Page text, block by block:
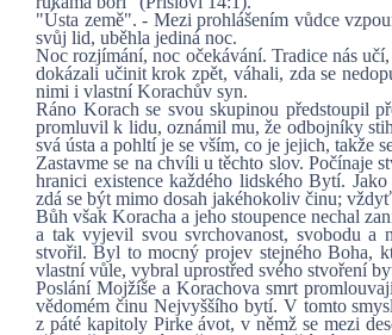
"Ústa země". - Mezi prohlášením vůdce
svůj lid, uběhla jediná noc.
Noc rozjímání, noc očekávání. Tradice nás
dokázali učinit krok zpět, váhali, zda se
nimi i vlastní Korachův syn.
Ráno Korach se svou skupinou předstoupil
promluvil k lidu, oznámil mu, že odbojníky
svá ústa a pohltí je se vším, co je jejich, takže
Zastavme se na chvíli u těchto slov. Počínaje
hranici existence každého lidského Bytí.
zdá se být mimo dosah jakéhokoliv činu;
Bůh však Koracha a jeho stoupence nechal
a tak vyjevil svou svrchovanost, svobodu a
stvořil. Byl to mocný projev stejného Boha,
vlastní vůle, vybral uprostřed svého stvoření
Poslání Mojžíše a Korachova smrt
vědomém činu Nejvyššího bytí. V tomto
z páté kapitoly Pirke ávot, v němž se mezi